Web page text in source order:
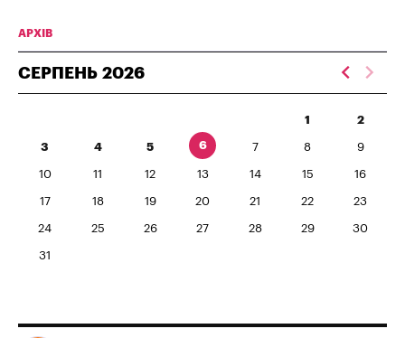
АРХІВ
СЕРПЕНЬ 2026
1 2
3 4 5 6 7 8 9
10 11 12 13 14 15 16
17 18 19 20 21 22 23
24 25 26 27 28 29 30
31